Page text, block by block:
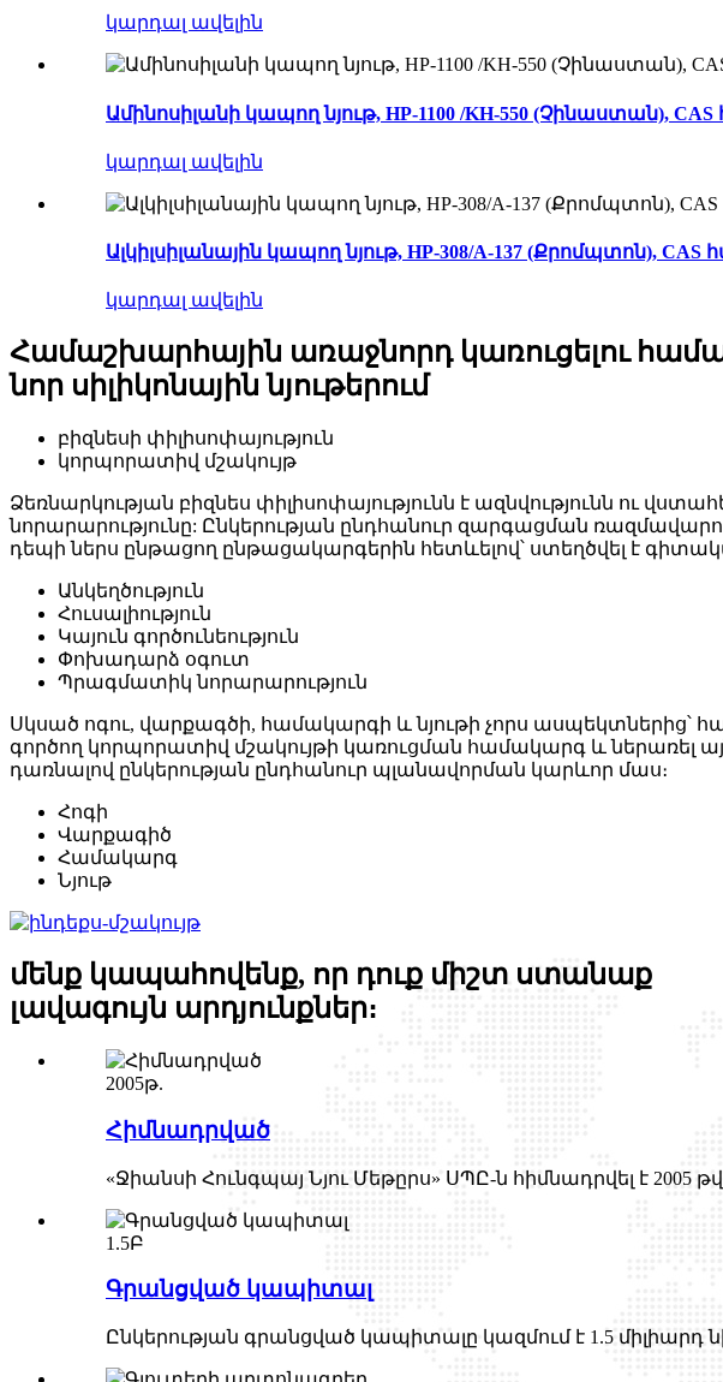
կարդալ ավելին
Ամինոսիլանի կապող նյութ, HP-1100 /KH-550 (Չինաստան),
կարդալ ավելին
Ալկիլսիլանային կապող նյութ, HP-308/A-137 (Քրոմպտոն),
կարդալ ավելին
Համաշխարհային առաջնորդ կառուցելու
նոր սիլիկոնային նյութերում
բիզնեսի փիլիսոփայություն
կորպորատիվ մշակույթ
Ձեռնարկության բիզնես փիլիսոփայությունն է ազնվությունն ու
նորարարությունը: Ընկերության ընդհանուր զարգացման
դեպի ներս ընթացող ընթացակարգերին հետևելով՝ ստեղծվել է
Անկեղծություն
Հուսալիություն
Կայուն գործունեություն
Փոխադարձ օգուտ
Պրագմատիկ նորարարություն
Սկսած ոգու, վարքագծի, համակարգի և նյութի չորս
գործող կորպորատիվ մշակույթի կառուցման համակարգ և
դառնալով ընկերության ընդհանուր պլանավորման կարևոր մաս։
Հոգի
Վարքագիծ
Համակարգ
Նյութ
մենք կապահովենք, որ դուք միշտ ստանաք
լավագույն արդյունքներ։
2005թ.
Հիմնադրված
«Ջիանսի Հունգպայ Նյու Մեթըրս» ՍՊԸ-ն հիմնադրվել է 2005
1.5Բ
Գրանցված կապիտալ
Ընկերության գրանցված կապիտալը կազմում է 1.5 միլիարդ